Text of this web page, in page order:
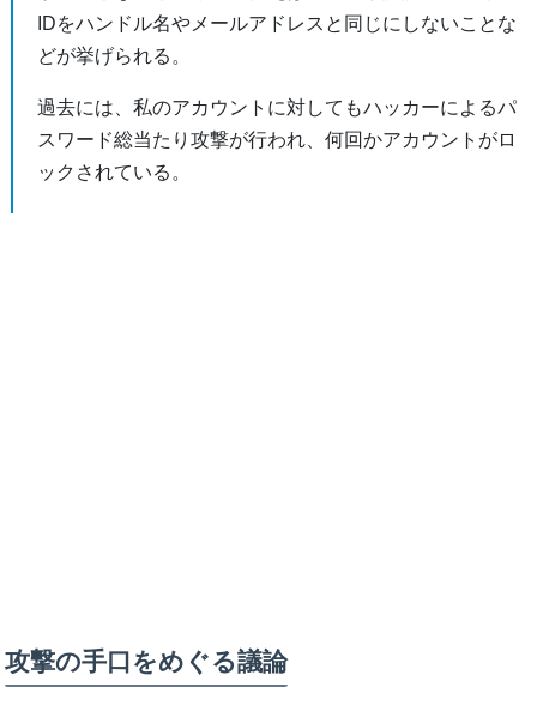
IDをハンドル名やメールアドレスと同じにしないことな
どが挙げられる。
過去には、私のアカウントに対してもハッカーによるパ
スワード総当たり攻撃が行われ、何回かアカウントがロ
ックされている。
攻撃の手口をめぐる議論